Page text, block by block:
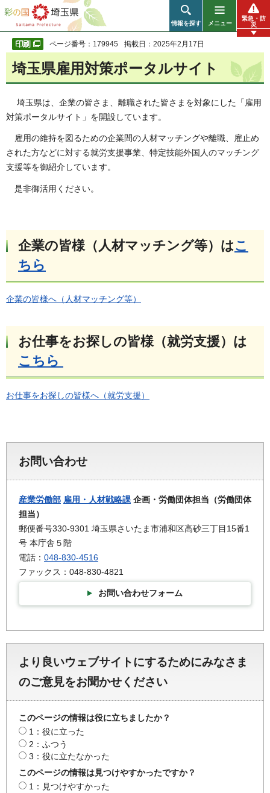
彩の国 埼玉県
情報を探す メニュー
緊急・防
災
ページ番号：179945 掲載日：2025年2月17日
埼玉県雇用対策ポータルサイト
埼玉県は、企業の皆さま、離職された皆さまを対象にした「雇用
対策ポータルサイト」を開設しています。
雇用の維持を図るための企業間の人材マッチングや離職、雇止め
された方などに対する就労支援事業、特定技能外国人のマッチング
支援等を御紹介しています。
是非御活用ください。
企業の皆様（人材マッチング等）はこ
ちら
企業の皆様へ（人材マッチング等）
お仕事をお探しの皆様（就労支援）は
こちら
お仕事をお探しの皆様へ（就労支援）
お問い合わせ
産業労働部 雇用・人材戦略課 企画・労働団体担当（労働団体
担当）
郵便番号330-9301 埼玉県さいたま市浦和区高砂三丁目15番1
号 本庁舎５階
電話： 048-830-4516
ファックス：048-830-4821
お問い合わせフォーム
より良いウェブサイトにするためにみなさま
のご意見をお聞かせください
このページの情報は役に立ちましたか？
1：役に立った
2：ふつう
3：役に立たなかった
このページの情報は見つけやすかったですか？
1：見つけやすかった